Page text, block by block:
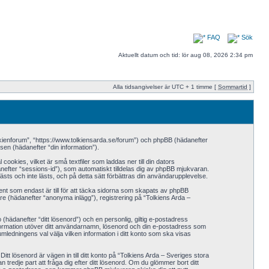
FAQ Sök
Aktuellt datum och tid: lör aug 08, 2026 2:34 pm
Alla tidsangivelser är UTC + 1 timme [ Sommartid ]
“https://www.tolkiensarda.se/forum”) och phpBB (hädanefter
(hädanefter “din information”).
vilket är små textfiler som laddas ner till din dators
“sessions-id”), som automatiskt tilldelas dig av phpBB mjukvaran.
och inte lästs, och på detta sätt förbättras din användarupplevelse.
som endast är till för att täcka sidorna som skapats av phpBB
“anonyma inlägg”), registrering på “Tolkiens Arda –
“ditt lösenord”) och en personlig, giltig e-postadress
utöver ditt användarnamn, lösenord och din e-postadress som
val välja vilken information i ditt konto som ska visas
lösenord är vägen in till ditt konto på “Tolkiens Arda – Sveriges stora
tredje part att fråga dig efter ditt lösenord. Om du glömmer bort ditt